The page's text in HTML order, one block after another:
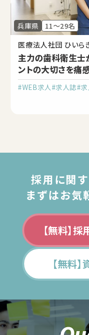
兵庫県 11～29名
医療法人社団 ひいら
主力の歯科衛生士
ントの大切さを痛
#WEB求人 #求人誌#
採用に関
まずはお気
【無料】
【無料